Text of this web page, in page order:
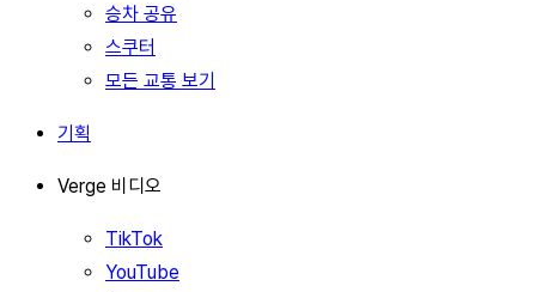
승차 공유
스쿠터
모든 교통 보기
기획
Verge 비디오
TikTok
YouTube